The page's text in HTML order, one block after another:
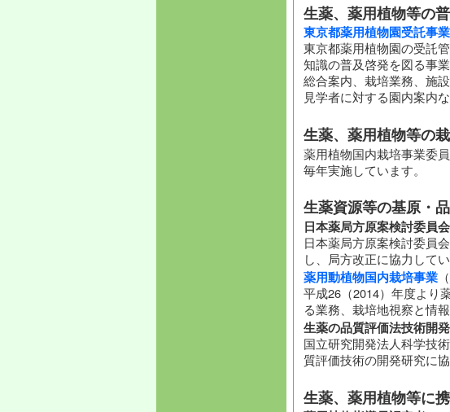
生薬、薬用植物等の
東京都薬用植物園受託事業
東京都薬用植物園の受託
知識の普及啓発を図る事業
総合案内、栽培業務、施
見学者に対する園内案内
生薬、薬用植物等の
薬用植物国内栽培事業委
毎年実施しています。
生薬資源等の基原・
日本薬局方原案検討委員
日本薬局方原案検討委員
し、局方改正に協力してい
薬用動植物国内栽培事業
平成26（2014）年度より
る業務、栽培地視察と情
生薬の品質評価法技術開
国立研究開発法人科学技
質評価技術の開発研究に協
生薬、薬用植物等に